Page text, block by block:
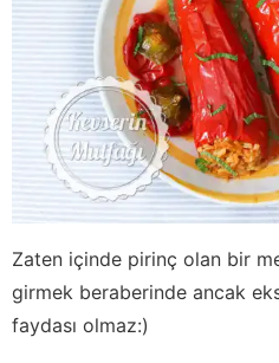
Zaten içinde pirinç olan bir
girmek beraberinde ancak
faydası olmaz:)